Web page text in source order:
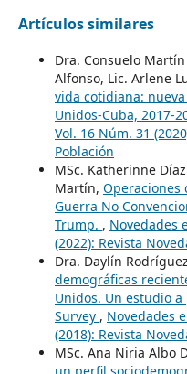
Artículos similares
Dra. Consuelo
Alfonso, Lic. Arlene
vida cotidiana:
Unidos-Cuba, 2017-
Vol. 16 Núm. 31
Población
MSc. Katherinne
Martín, Operaciones
Guerra No
Trump. , Novedades
(2022): Revista
Dra. Daylín
demográficas
Unidos. Un estudio
Survey , Novedades
(2018): Revista
MSc. Ana Niria Albo